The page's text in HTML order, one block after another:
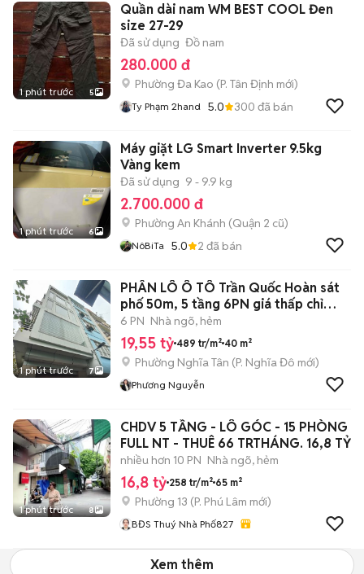
1 phút trước 5
Quần dài nam WM BEST COOL Đen
size 27-29
Đã sử dụng Đồ nam
280.000 đ
Phường Đa Kao (P. Tân Định mới)
Ty Phạm 2hand 5.0 300 đã bán
1 phút trước 6
Máy giặt LG Smart Inverter 9.5kg
Vàng kem
Đã sử dụng 9 - 9.9 kg
2.700.000 đ
Phường An Khánh (Quận 2 cũ)
NôBiTa 5.0 2 đã bán
1 phút trước 7
PHÂN LÔ Ô TÔ Trần Quốc Hoàn sát
phố 50m, 5 tầng 6PN giá thấp chỉ
19+tỷ
6 PN Nhà ngõ, hẻm
19,55 tỷ 489 tr/m² 40 m²
Phường Nghĩa Tân (P. Nghĩa Đô mới)
Phương Nguyễn
1 phút trước 8
CHDV 5 TẦNG - LÔ GÓC - 15 PHÒNG
FULL NT - THUÊ 66 TRTHÁNG. 16,8 TỶ
nhiều hơn 10 PN Nhà ngõ, hẻm
16,8 tỷ 258 tr/m² 65 m²
Phường 13 (P. Phú Lâm mới)
BĐS Thuý Nhà Phố827
Xem thêm